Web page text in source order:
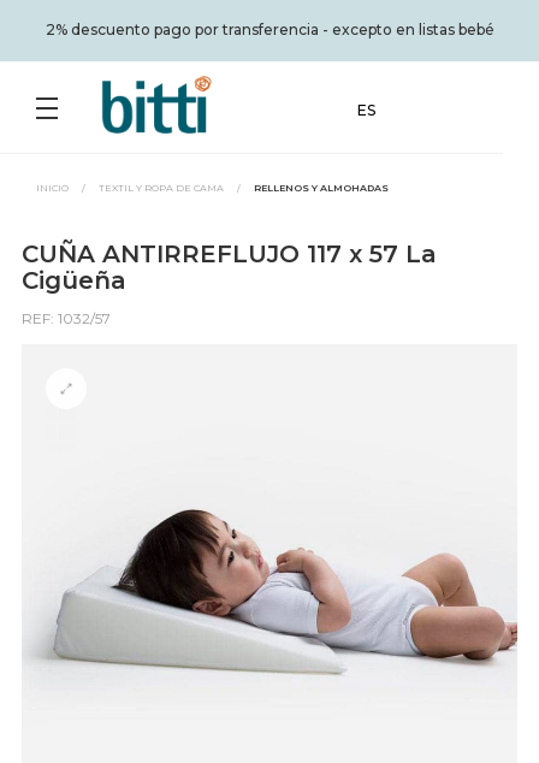
2% descuento pago por transferencia - excepto en listas bebé
ES
INICIO / TEXTIL Y ROPA DE CAMA / RELLENOS Y ALMOHADAS
CUÑA ANTIRREFLUJO 117 x 57 La
Cigüeña
REF: 1032/57